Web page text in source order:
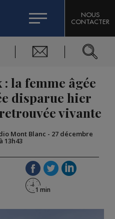
DE L'EXPERT
MACHINERY
SKIABLES
MONT-BLANC
NOUS
CONTACTER
la femme âgée
disparue hier
vivante
Mont Blanc - 27 décembre
13h43